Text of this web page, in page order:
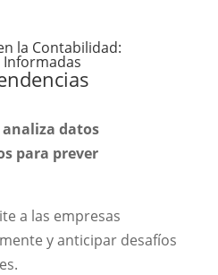
la Contabilidad:
datos
para prever
a las empresas
y anticipar desafíos